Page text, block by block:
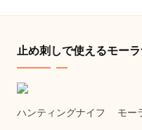
止め刺しで使えるモー
ハンティングナイフ モー